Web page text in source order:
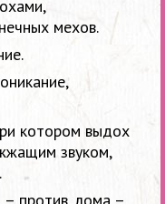
мехов.
котором выдох
звуком,
против, лома –